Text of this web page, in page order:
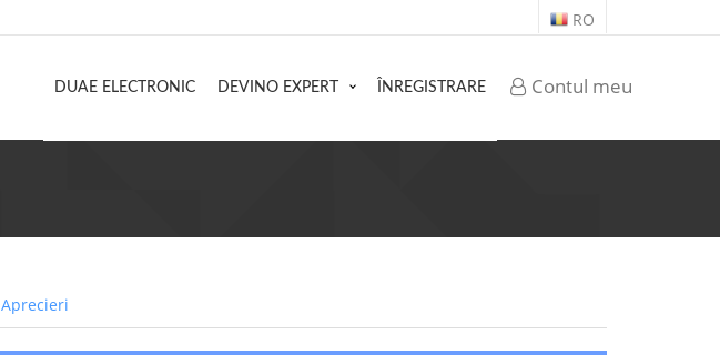
RO
Contul meu
DUAE ELECTRONIC DEVINO EXPERT ÎNREGISTRARE
Aprecieri